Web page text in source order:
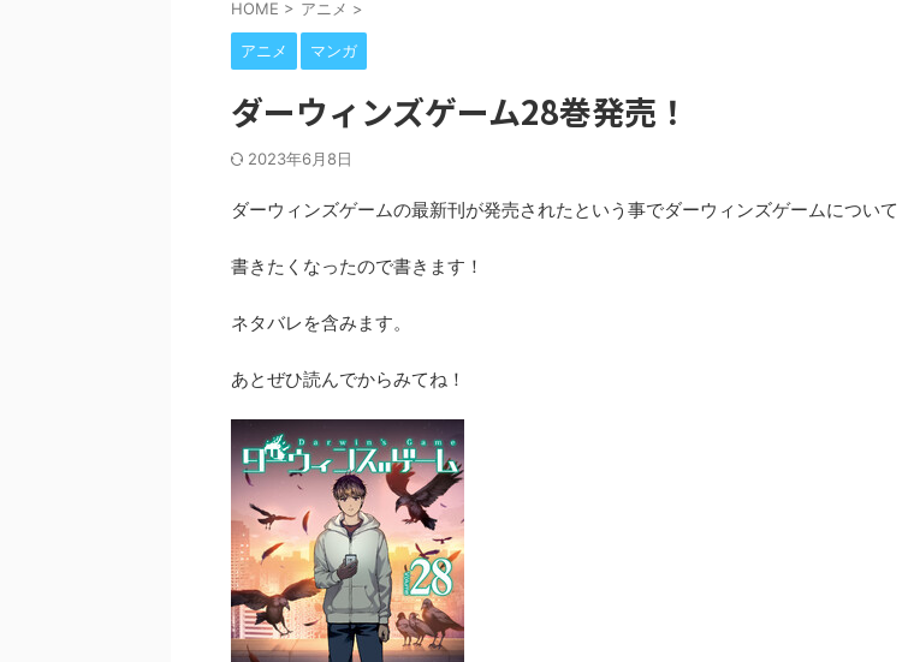
HOME > アニメ >
アニメ マンガ
ダーウィンズゲーム28巻発売！
2023年6月8日
ダーウィンズゲームの最新刊が発売されたという事でダーウィンズゲームについて
書きたくなったので書きます！
ネタバレを含みます。
あとぜひ読んでからみてね！